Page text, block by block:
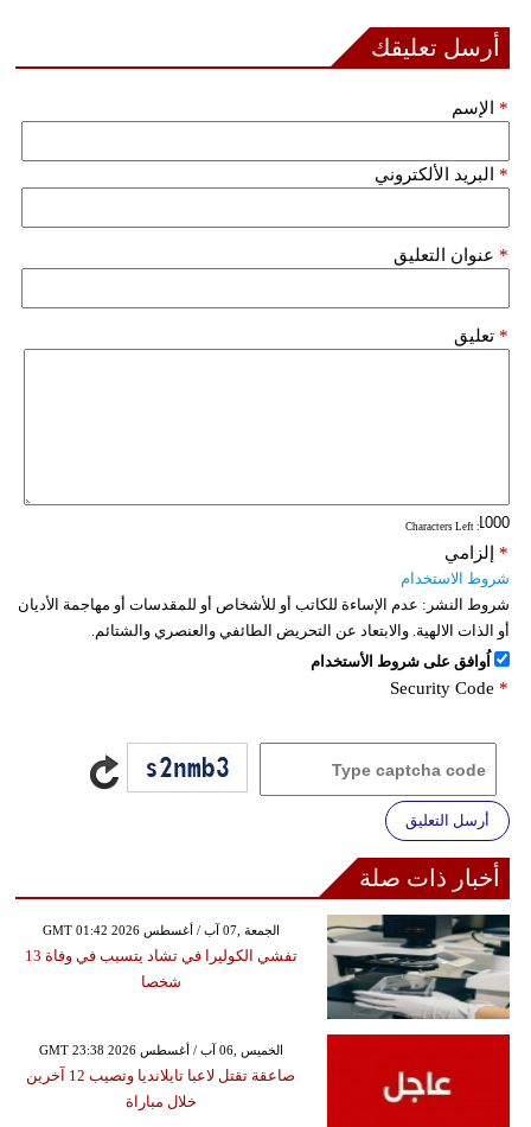
فيديو
أرسل تعليقك
الإسم *
البريد الألكتروني *
عنوان التعليق *
تعليق *
: Characters Left
إلزامي *
شروط الاستخدام
شروط النشر: عدم الإساءة للكاتب أو للأشخاص أو للمقدسات أو مهاجمة الأديان
أو الذات الالهية. والابتعاد عن التحريض الطائفي والعنصري والشتائم.
اُوافق على شروط الأستخدام
Security Code *
أرسل التعليق
أخبار ذات صلة
GMT 01:42 2026 الجمعة ,07 آب / أغسطس
تفشي الكوليرا في تشاد يتسبب في وفاة 13
شخصا
GMT 23:38 2026 الخميس ,06 آب / أغسطس
صاعقة تقتل لاعبا تايلانديا وتصيب 12 آخرين
خلال مباراة